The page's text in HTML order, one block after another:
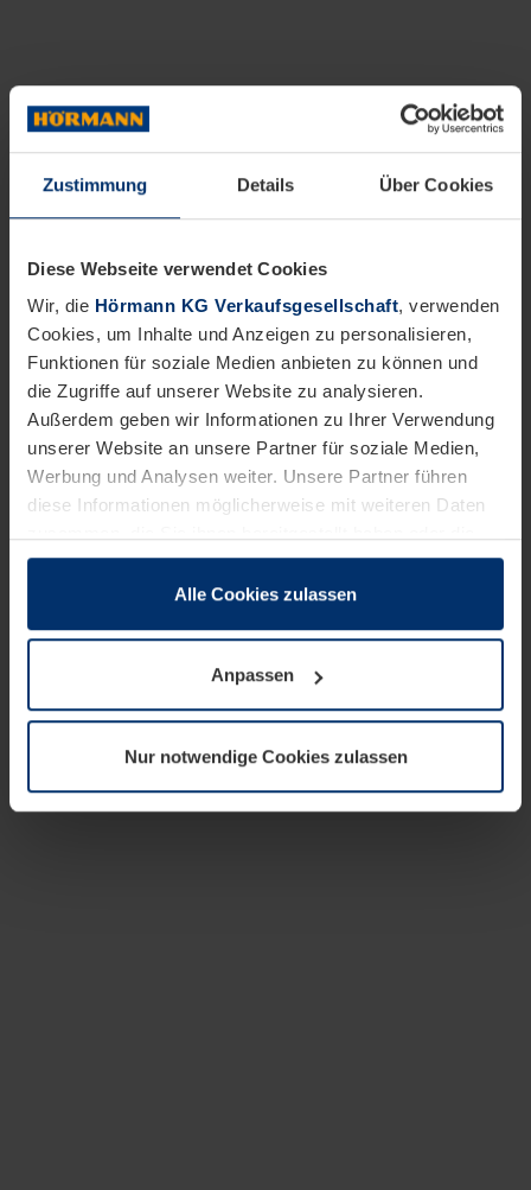
Zustimmung Details Über Cookies
Diese Webseite verwendet Cookies
Wir, die Hörmann KG Verkaufsgesellschaft, verwenden
Cookies, um Inhalte und Anzeigen zu personalisieren,
Funktionen für soziale Medien anbieten zu können und
die Zugriffe auf unserer Website zu analysieren.
Außerdem geben wir Informationen zu Ihrer Verwendung
unserer Website an unsere Partner für soziale Medien,
Werbung und Analysen weiter. Unsere Partner führen
diese Informationen möglicherweise mit weiteren Daten
sie im Rahmen Ihrer Nutzung der Dienste gesammelt
wenn diese für den Betrieb dieser Seite unbedingt
notwendig sind. Für alle anderen Cookie-Typen benötigen
wir Ihre Erlaubnis. Ihre Einwilligung können Sie jederzeit
Datenschutzerklärungunserer Website ändern oder
widerrufen.
Alle Cookies zulassen
Anpassen
Nur notwendige Cookies zulassen